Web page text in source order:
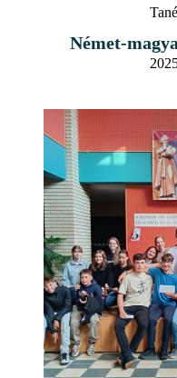
Német-